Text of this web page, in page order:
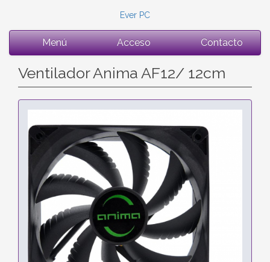
Ever PC
Menú Acceso Contacto
Ventilador Anima AF12/ 12cm